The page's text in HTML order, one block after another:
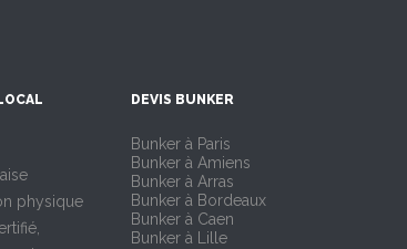
physique
DEVIS BUNKER
Bunker à Paris
Bunker à Amiens
Bunker à Arras
Bunker à Bordeaux
Bunker à Caen
Bunker à Lille